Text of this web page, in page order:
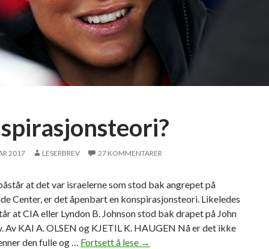
2017 LESERBREV 27 KOMMENTARER
at det var israelerne som stod bak angrepet på
Center, er det åpenbart en konspirasjonsteori. Likeledes
at CIA eller Lyndon B. Johnson stod bak drapet på John
Av KAI A. OLSEN og KJETIL K. HAUGEN Nå er det ikke
den fulle og … Fortsett å lese K
→